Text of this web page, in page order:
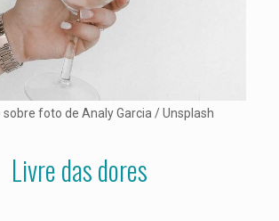
sobre foto de Analy Garcia / Unsplash
Livre das dores